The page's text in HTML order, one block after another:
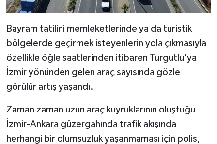
Bayram tatilini memleketlerinde ya da turistik
bölgelerde geçirmek isteyenlerin yola çıkmasıyla
özellikle öğle saatlerinden itibaren Turgutlu'ya
İzmir yönünden gelen araç sayısında gözle
görülür artış yaşandı.
Zaman zaman uzun araç kuyruklarının oluştuğu
İzmir-Ankara güzergahında trafik akışında
herhangi bir olumsuzluk yaşanmaması için polis,